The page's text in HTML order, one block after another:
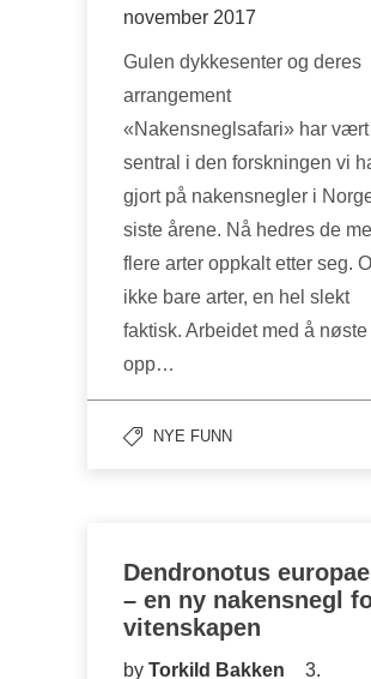
november 2017
Gulen dykkesenter og deres
arrangement
«Nakensneglsafari» har
sentral i den forskningen vi
gjort på nakensnegler i
siste årene. Nå hedres de
flere arter oppkalt etter seg.
ikke bare arter, en hel slekt
faktisk. Arbeidet med å nøste
opp…
NYE FUNN
Dendronotus
– en ny nakensnegl
vitenskapen
by Torkild Bakken
3.